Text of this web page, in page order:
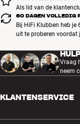
Als lid van de
60 DAGEN VOLLEDIG
Bij HiFi Klubben heb
uit te proberen voordat
Vraag
neem
KLANTENSERVICE